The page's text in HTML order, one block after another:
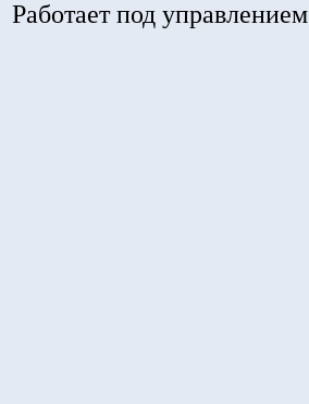
Работает под управлением